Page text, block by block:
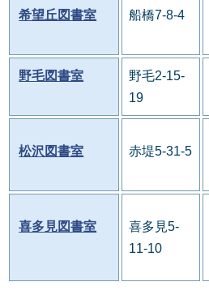
希望丘図書室 船橋7-8-4
野毛図書室
野毛2-15-
19
松沢図書室 赤堤5-31-5
喜多見図書室
喜多見5-
11-10